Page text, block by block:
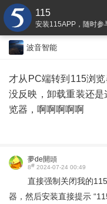
115
安装115APP，随时参
波音智能
才从PC端转到115浏
没反映，卸载重装还
览器，啊啊啊啊啊
夢de開頭
8# 2024-07-24 00:49
直接强制关闭我的
器，然后安装直接提示